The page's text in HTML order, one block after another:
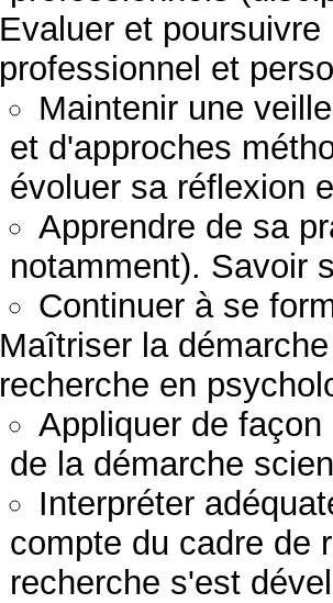
Evaluer et
professionnel et
Maintenir une
et d'approches
évoluer sa réflexion
Apprendre de sa
notamment). Savoir
Continuer à se
Maîtriser la
recherche en
Appliquer de
de la démarche
Interpréter
compte du cadre de
recherche s'est